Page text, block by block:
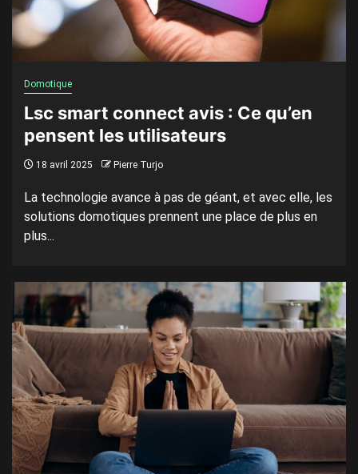
Domotique
Lsc smart connect avis : Ce qu’en
pensent les utilisateurs
18 avril 2025 Pierre Turjo
La technologie avance à pas de géant, et avec elle, les
solutions domotiques prennent une place de plus en
plus...